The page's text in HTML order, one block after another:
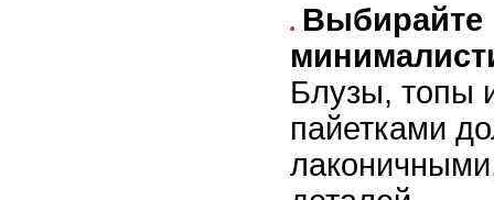
Выбирайте
Блузы, топы
пайетками